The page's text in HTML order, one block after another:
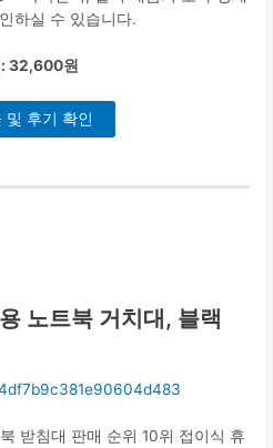
하실 수 있습니다.
32,600원
및 후기 확인
노트북 거치대, 블랙
받침대 판매 순위 10위 접이식 휴